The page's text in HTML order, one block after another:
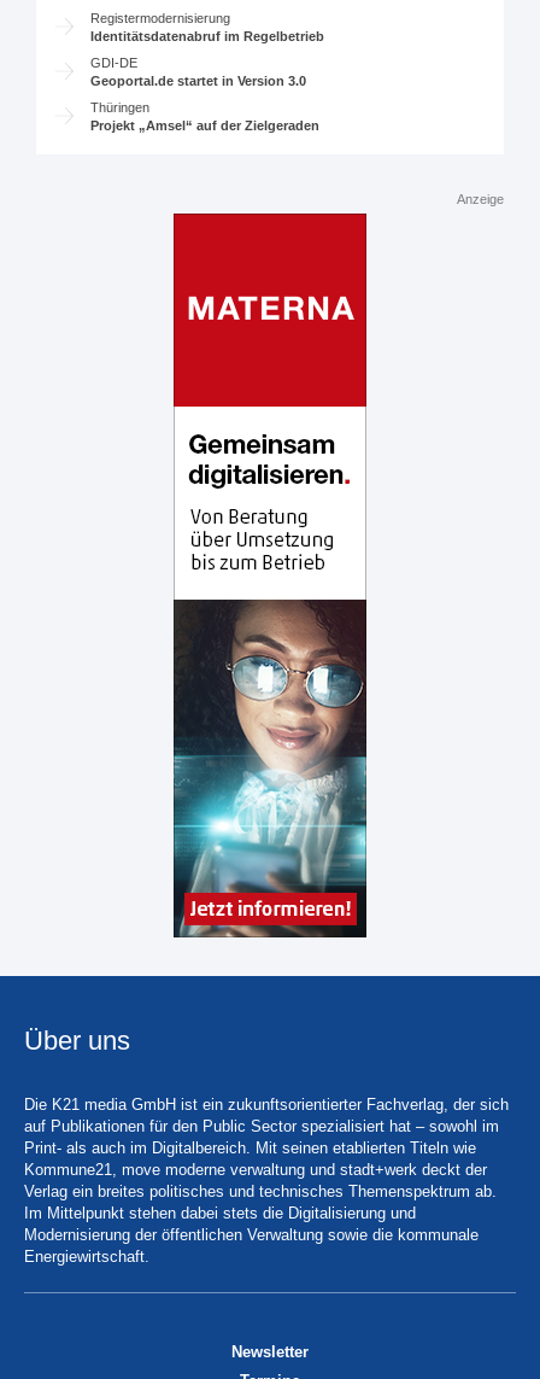
Registermodernisierung
Identitätsdatenabruf im Regelbetrieb
GDI-DE
Geoportal.de startet in Version 3.0
Thüringen
Projekt „Amsel“ auf der Zielgeraden
Anzeige
Über uns
Die K21 media GmbH ist ein zukunftsorientierter Fachverlag, der sich
auf Publikationen für den Public Sector spezialisiert hat – sowohl im
Print- als auch im Digitalbereich. Mit seinen etablierten Titeln wie
Kommune21, move moderne verwaltung und stadt+werk deckt der
Verlag ein breites politisches und technisches Themenspektrum ab.
Im Mittelpunkt stehen dabei stets die Digitalisierung und
Modernisierung der öffentlichen Verwaltung sowie die kommunale
Energiewirtschaft.
Newsletter